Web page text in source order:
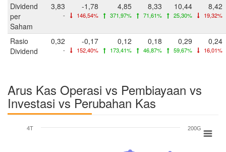
Dividend
per
Saham
3,83
-
-1,78
146,54%
4,85
371,97%
8,33
71,61%
10,44
25,30%
8,42
19,32%
Rasio
Dividend
0,32
-
-0,17
152,40%
0,12
173,41%
0,18
46,87%
0,29
59,67%
0,24
16,01%
Arus Kas Operasi vs Pembiayaan vs
Investasi vs Perubahan Kas
4T 200G